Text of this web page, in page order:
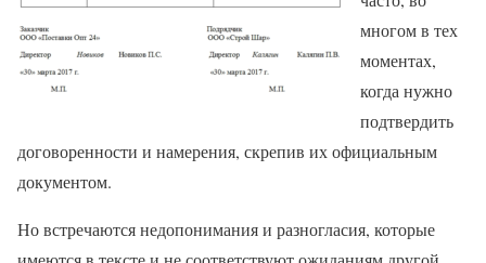
многом в тех
моментах,
когда нужно
подтвердить
договоренности и намерения, скрепив их официальным
документом.
Но встречаются недопонимания и разногласия, которые